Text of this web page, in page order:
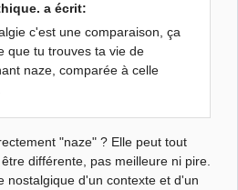
a écrit:
c'est une comparaison, ça
que tu trouves ta vie de
naze, comparée à celle
"naze" ? Elle peut tout
différente, pas meilleure ni pire.
nostalgique d'un contexte et d'un